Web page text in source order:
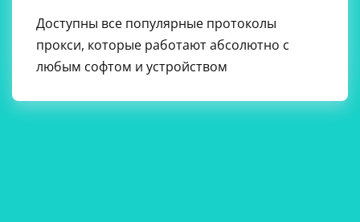
Доступны все популярные протоколы
прокси, которые работают абсолютно с
любым софтом и устройством